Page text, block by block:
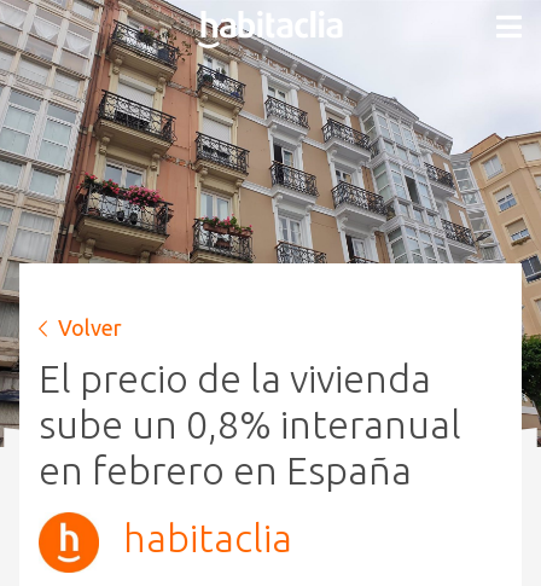
Volver
El precio de la vivienda
sube un 0,8% interanual
en febrero en España
habitaclia